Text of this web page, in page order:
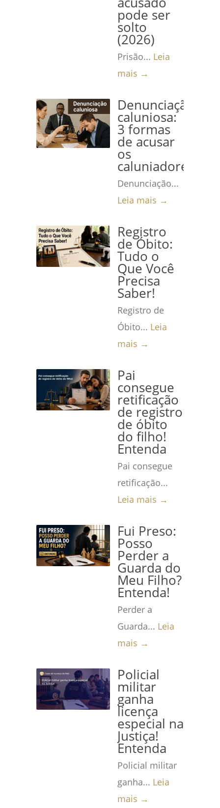
pode ser
solto
(2026)
Prisão... Leia
mais →
Denunciação
caluniosa:
3 formas
de acusar
os
caluniadores
Denunciação...
Leia mais →
Registro
de Óbito:
Tudo o
Que Você
Precisa
Saber!
Registro de
Óbito... Leia
mais →
Pai
consegue
retificação
de registro
de óbito
do filho!
Entenda
Pai consegue
retificação...
Leia mais →
Fui Preso:
Posso
Perder a
Guarda do
Meu Filho?
Entenda!
Perder a
Guarda... Leia
mais →
Policial
militar
ganha
licença
especial na
Justiça!
Entenda
Policial militar
ganha... Leia
mais →